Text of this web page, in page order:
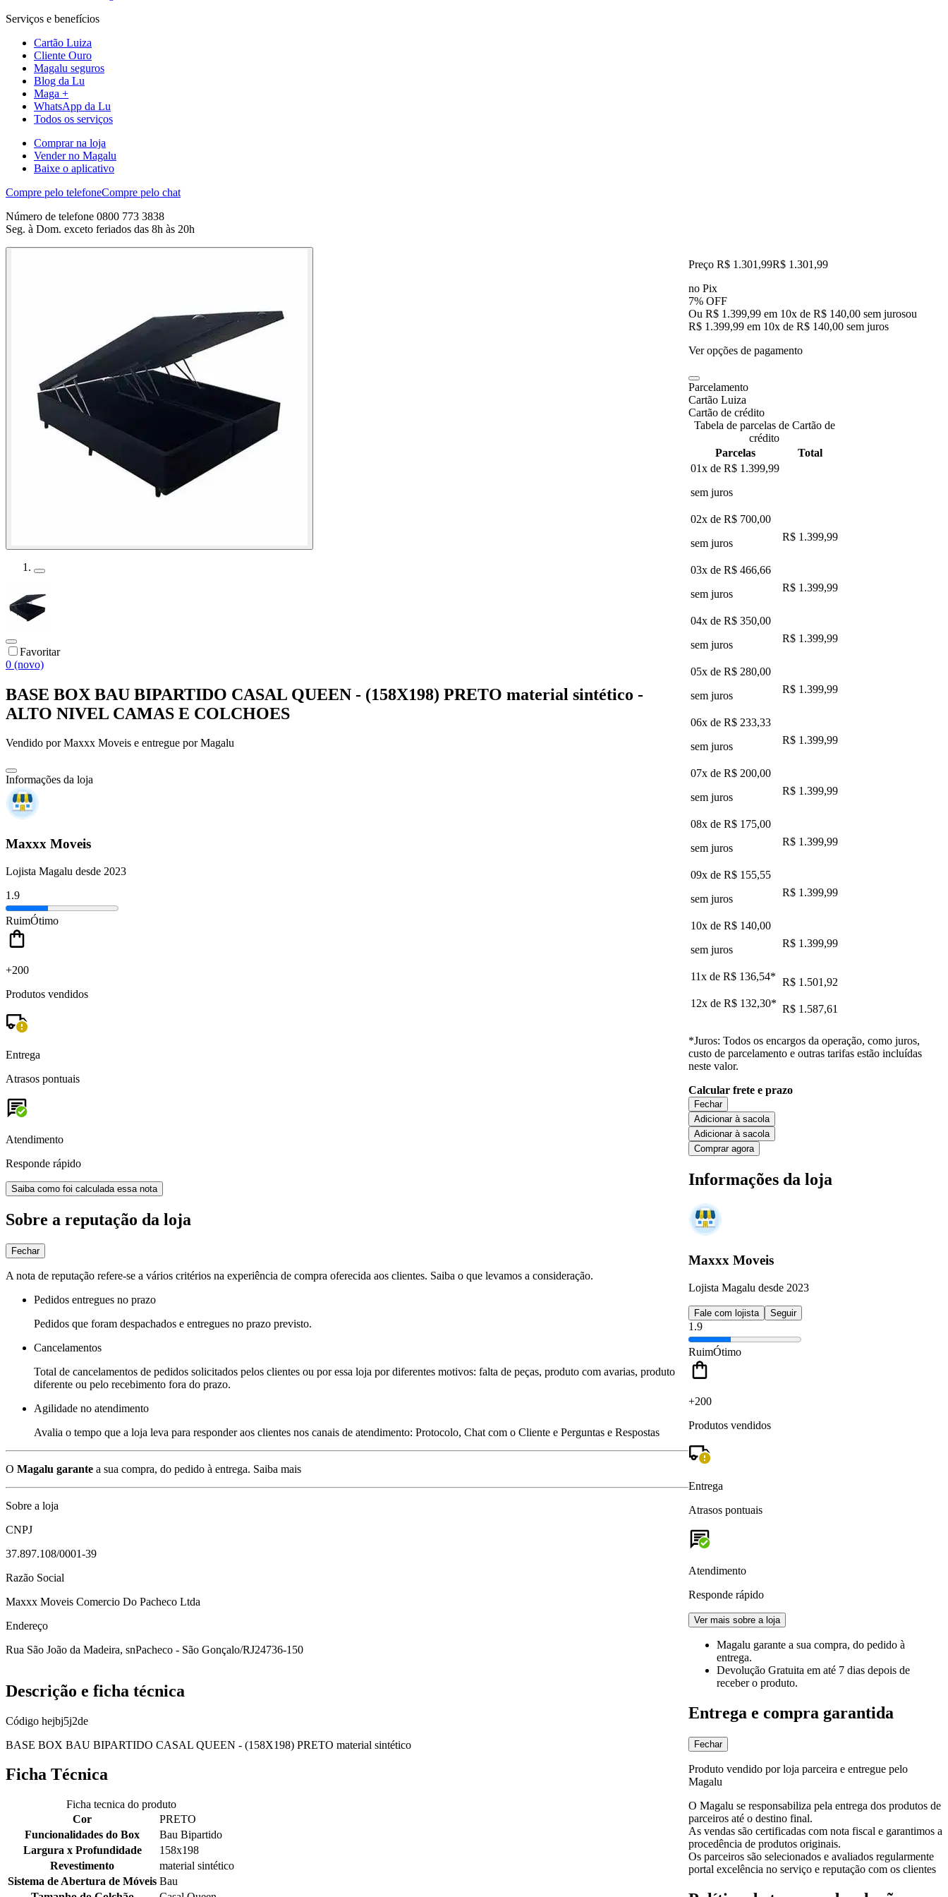
Serviços e benefícios
Cartão Luiza
Cliente Ouro
Magalu seguros
Blog da Lu
Maga +
WhatsApp da Lu
Todos os serviços
Comprar na loja
Vender no Magalu
Baixe o aplicativo
Compre pelo telefoneCompre pelo chat
Número de telefone 0800 773 3838
Seg. à Dom. exceto feriados das 8h às 20h
Favoritar
0 (novo)
BASE BOX BAU BIPARTIDO CASAL QUEEN - (158X198) PRETO material sintético -
ALTO NIVEL CAMAS E COLCHOES
Vendido porMaxxx Moveis e entregue por Magalu
Informações da loja
Maxxx Moveis
Lojista Magalu desde 2023
1.9
RuimÓtimo
+200
Produtos vendidos
Entrega
Atrasos pontuais
Atendimento
Responde rápido
Saiba como foi calculada essa nota
Sobre a reputação da loja
Fechar
A nota de reputação refere-se a vários critérios na experiência de compra oferecida aos clientes. Saiba o que levamos a consideração.
Pedidos entregues no prazo
Pedidos que foram despachados e entregues no prazo previsto.
Cancelamentos
Total de cancelamentos de pedidos solicitados pelos clientes ou por essa loja por diferentes motivos: falta de peças, produto com avarias, produto
diferente ou pelo recebimento fora do prazo.
Agilidade no atendimento
Avalia o tempo que a loja leva para responder aos clientes nos canais de atendimento: Protocolo, Chat com o Cliente e Perguntas e Respostas
O Magalu garante a sua compra, do pedido à entrega. Saiba mais
Sobre a loja
CNPJ
37.897.108/0001-39
Razão Social
Maxxx Moveis Comercio Do Pacheco Ltda
Endereço
Rua São João da Madeira, snPacheco - São Gonçalo/RJ24736-150
Preço R$ 1.301,99R$ 1.301 ,99
no Pix
7% OFF
Ou R$ 1.399,99 em 10x de R$ 140,00 sem jurosou
R$ 1.399,99 em 10x de R$ 140,00 sem juros
Ver opções de pagamento
Parcelamento
Cartão Luiza
Cartão de crédito
Tabela de parcelas de Cartão de
crédito
Parcelas
Total
01x de R$ 1.399,99
sem juros
02x de R$ 700,00
sem juros
R$ 1.399,99
03x de R$ 466,66
sem juros
R$ 1.399,99
04x de R$ 350,00
sem juros
R$ 1.399,99
05x de R$ 280,00
sem juros
R$ 1.399,99
06x de R$ 233,33
sem juros
R$ 1.399,99
07x de R$ 200,00
sem juros
R$ 1.399,99
08x de R$ 175,00
sem juros
R$ 1.399,99
09x de R$ 155,55
sem juros
R$ 1.399,99
10x de R$ 140,00
sem juros
R$ 1.399,99
11x de R$ 136,54* R$ 1.501,92
12x de R$ 132,30* R$ 1.587,61
*Juros: Todos os encargos da operação, como juros,
custo de parcelamento e outras tarifas estão incluídas
neste valor.
Calcular frete e prazo
Fechar
Adicionar à sacola
Adicionar à sacola
Comprar agora
Informações da loja
Maxxx Moveis
Lojista Magalu desde 2023
Fale com lojista Seguir
1.9
RuimÓtimo
+200
Produtos vendidos
Entrega
Atrasos pontuais
Atendimento
Responde rápido
Ver mais sobre a loja
Magalu garante a sua compra, do pedido à
entrega.
Devolução Gratuita em até 7 dias depois de
receber o produto.
Entrega e compra garantida
Fechar
Produto vendido por loja parceira e entregue pelo
Magalu
O Magalu se responsabiliza pela entrega dos produtos de
parceiros até o destino final.
As vendas são certificadas com nota fiscal e garantimos a
procedência de produtos originais.
Os parceiros são selecionados e avaliados regularmente
portal excelência no serviço e reputação com os clientes
Descrição e ficha técnica
Código hejbj5j2de
BASE BOX BAU BIPARTIDO CASAL QUEEN - (158X198) PRETO material sintético
Ficha Técnica
Ficha tecnica do produto
Cor
PRETO
Funcionalidades do Box
Bau Bipartido
Largura x Profundidade
158x198
Revestimento
material sintético
Sistema de Abertura de Móveis Bau